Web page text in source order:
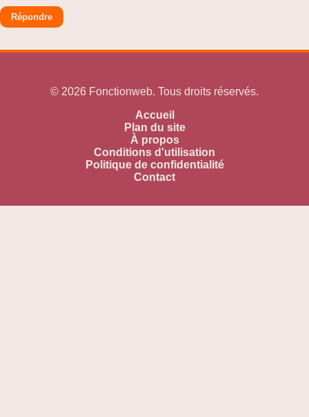
Répondre
© 2026 Fonctionweb. Tous droits réservés.
Accueil
Plan du site
À propos
Conditions d'utilisation
Politique de confidentialité
Contact